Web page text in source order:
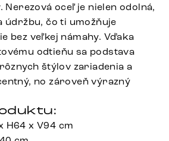
Nerezová oceľ je nielen odolná,
údržbu, čo ti umožňuje
bez veľkej námahy. Vďaka
odtieňu sa podstava
štýlov zariadenia a
no zároveň výrazný
H64 x V94 cm